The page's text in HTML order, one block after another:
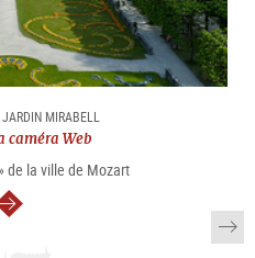
MIRABELL
caméra Web
de la ville de Mozart
Continuer